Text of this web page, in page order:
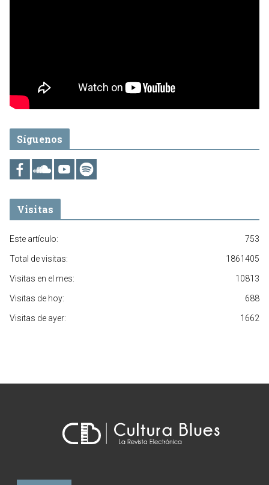
Síguenos
Visitas
753
Este artículo:
1861405
Total de visitas:
10813
Visitas en el mes:
688
Visitas de hoy:
1662
Visitas de ayer: